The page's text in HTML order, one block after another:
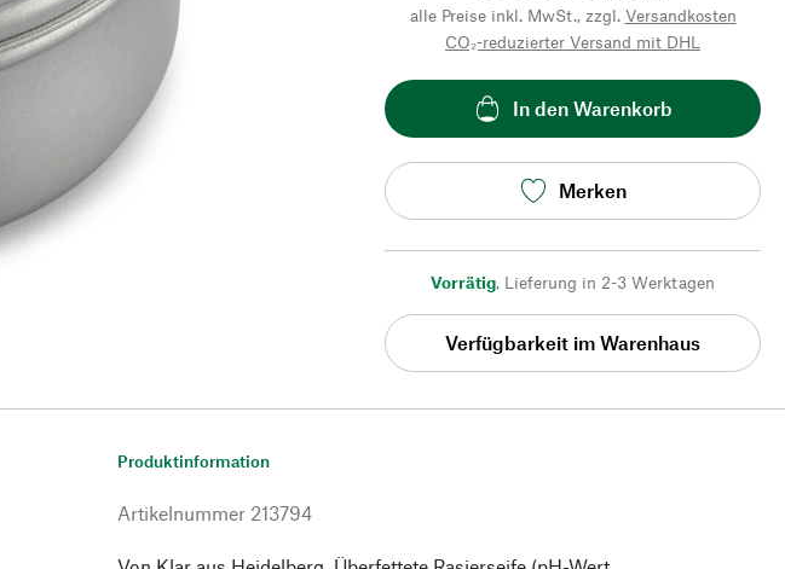
alle Preise inkl. MwSt., zzgl. Versandkosten
CO₂-reduzierter Versand mit DHL
In den Warenkorb
Merken
Vorrätig, Lieferung in 2-3 Werktagen
Verfügbarkeit im Warenhaus
Produktinformation
Artikelnummer 213794